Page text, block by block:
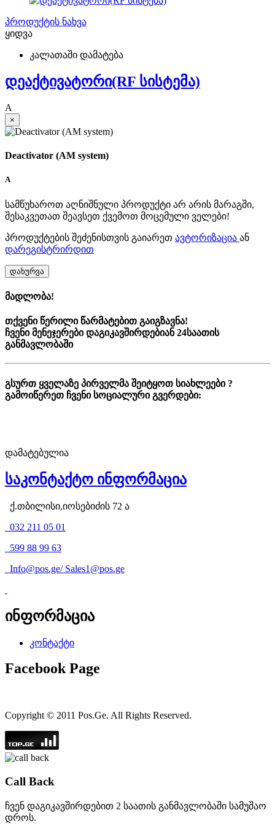
პროდუქტის ნახვა
ყიდვა
კალათაში დამატება
დეაქტივატორი(RF სისტემა)
A
×
Deactivator (AM system)
A
სამწუხაროთ აღნიშნული პროდუქტი არ არის მარაგში,
შესაკვეთათ შეავსეთ ქვემოთ მოცემული ველები!
პროდუქტების შეძენისთვის გაიარეთ ავტორიზაცია ან
დარეგისტრირდით
დახურვა
მადლობა!
თქვენი წერილი წარმატებით გაიგზავნა!
ჩვენი მენეჯერები დაგიკავშირდებიან 24საათის
განმავლობაში
გსურთ ყველაზე პირველმა შეიტყოთ სიახლეები ?
გამოიწერეთ ჩვენი სოციალური გვერდები:
დამატებულია
საკონტაქტო ინფორმაცია
ქ.თბილისი,იოსებიძის 72 ა
032 211 05 01
599 88 99 63
Info@pos.ge/ Sales1@pos.ge
ინფორმაცია
კონტაქტი
Facebook Page
Copyright © 2011 Pos.Ge. All Rights Reserved.
Call Back
ჩვენ დაგიკავშირდებით 2 საათის განმავლობაში სამუშაო
დროს.